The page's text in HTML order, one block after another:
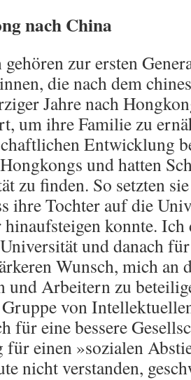
nach China
zur ersten
die nach dem
Jahre nach
um ihre Familie zu
Entwicklung
und hatten
zu finden. So setzten
ihre Tochter auf die
konnte. Ich
und danach
Wunsch, mich an
und Arbeitern zu
von
für eine bessere
für einen »sozialen
nicht verstanden,